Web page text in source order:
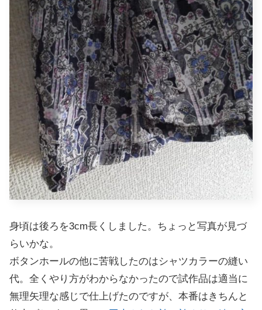
身頃は後ろを3cm長くしました。ちょっと写真が見づ
らいかな。
ボタンホールの他に苦戦したのはシャツカラーの縫い
代。全くやり方がわからなかったので試作品は適当に
無理矢理な感じで仕上げたのですが、本番はきちんと